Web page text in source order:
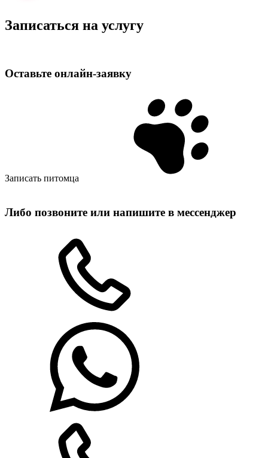
Записаться на услугу
Оставьте онлайн‑заявку
Записать питомца
Либо позвоните или напишите в мессенджер